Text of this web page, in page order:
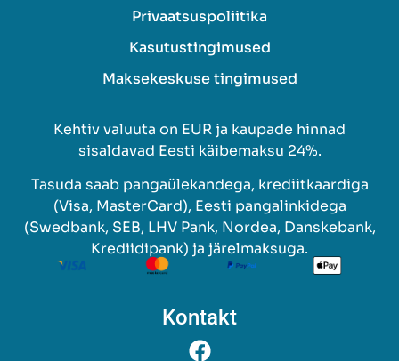
Kaablid ja lisatarvikud
SeaTalk NG ja NMEA 2000
RayNet kaablid ja tarvikud
Radarid
Raymarine kaamerad
FLIR Termokaamerad
Glomex
Privaatsuspoliitika
Kasutustingimused
Maksekeskuse tingimused
Kehtiv valuuta on EUR ja kaupade hinnad
sisaldavad Eesti käibemaksu 24%.
Tasuda saab pangaülekandega, krediitkaardiga
(Visa, MasterCard), Eesti pangalinkidega
(Swedbank, SEB, LHV Pank, Nordea, Danskebank,
Krediidipank) ja järelmaksuga.
Kontakt